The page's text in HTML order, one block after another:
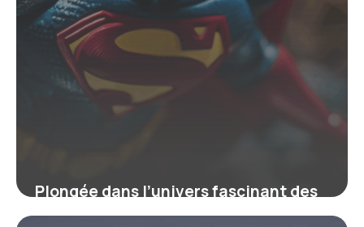
Plongée dans l’univers fascinant des
figurines DC Comics : entre collection